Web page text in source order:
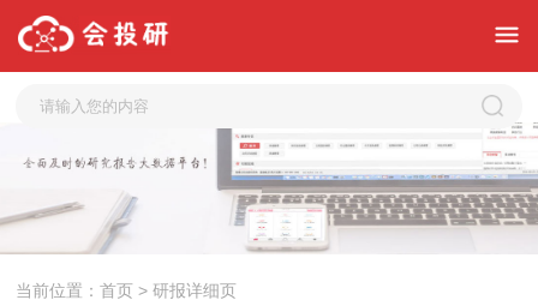
当前位置：首页 > 研报详细页